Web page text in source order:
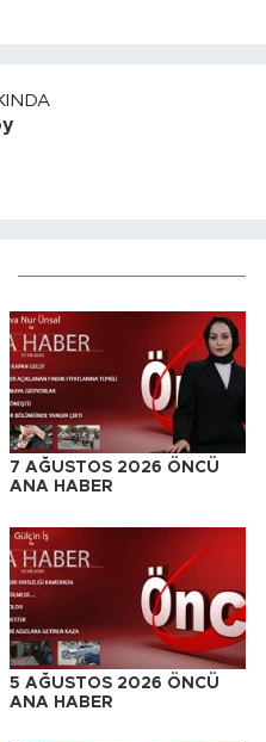
7 AĞUSTOS 2026 ÖNCÜ
ANA HABER
5 AĞUSTOS 2026 ÖNCÜ
ANA HABER